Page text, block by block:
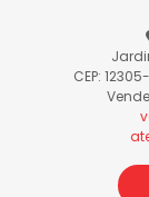
CEP: